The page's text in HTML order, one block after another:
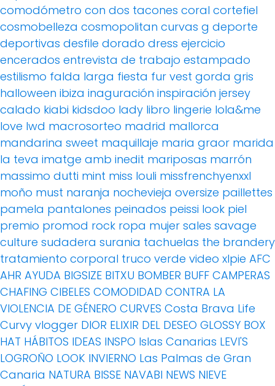
comodómetro con dos tacones coral cortefiel
cosmobelleza cosmopolitan curvas g deporte
deportivas desfile dorado dress ejercicio
encerados entrevista de trabajo estampado
estilismo falda larga fiesta fur vest gorda gris
halloween ibiza inaguración inspiración jersey
calado kiabi kidsdoo lady libro lingerie lola&me
love lwd macrosorteo madrid mallorca
mandarina sweet maquillaje maria graor marida
la teva imatge amb inedit mariposas marrón
massimo dutti mint miss louli missfrenchyenxxl
moño must naranja nochevieja oversize paillettes
pamela pantalones peinados peissi look piel
premio promod rock ropa mujer sales savage
culture sudadera surania tachuelas the brandery
tratamiento corporal truco verde video xlpie AFC
AHR AYUDA BIGSIZE BITXU BOMBER BUFF CAMPERAS
CHAFING CIBELES COMODIDAD CONTRA LA
VIOLENCIA DE GÉNERO CURVES Costa Brava Life
Curvy vlogger DIOR ELIXIR DEL DESEO GLOSSY BOX
HAT HÁBITOS IDEAS INSPO Islas Canarias LEVI'S
LOGROÑO LOOK INVIERNO Las Palmas de Gran
Canaria NATURA BISSE NAVABI NEWS NIEVE